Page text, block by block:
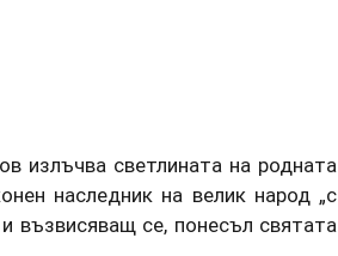
излъчва светлината на родната
наследник на велик народ „с
възвисяващ се, понесъл святата